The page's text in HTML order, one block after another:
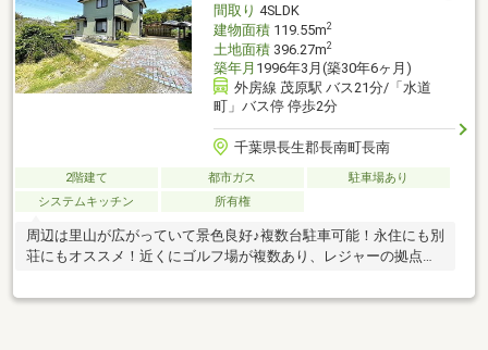
間取り 4SLDK
建物面積119.55m2
土地面積396.27m2
築年月 1996年3月(築30年6ヶ月)
外房線 茂原駅 バス21分/「水道
町」バス停 停歩2分
千葉県長生郡長南町長南
2階建て 都市ガス
駐車場あり
システムキッチン
所有権
周辺は里山が広がっていて景色良好♪複数台駐車可能！永住にも別
荘にもオススメ！近くにゴルフ場が複数あり、レジャーの拠点に